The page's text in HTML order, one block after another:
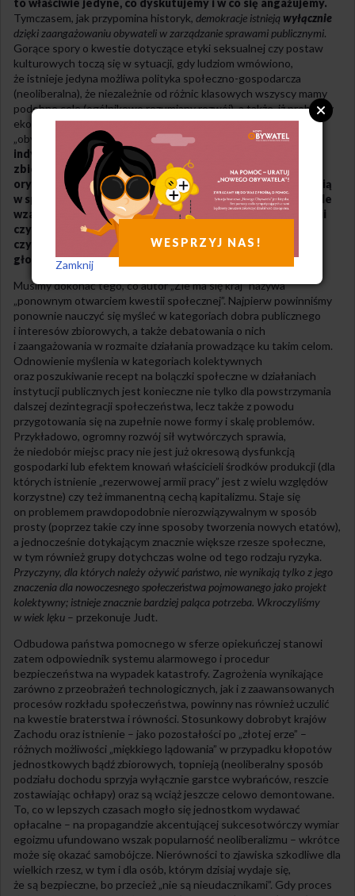
to właściwie jedyne, co dyskutujemy i w co się angażujemy.
Tymczasem, jak przypomina historyk, demokracje istnieją wyłącznie
dzięki zaangażowaniu obywateli w zarządzanie sprawami publicznymi.
Gorące spory o kwestie dotyczące etyki seksualnej czy postaw
kulturowych toczą się w sytuacji, gdy ludziom wmówiono,
że istnieje jedyna możliwa polityka społeczno-gospodarcza
(neoliberalna), że niezależnie od różnic klasowych wszyscy mamy
podobne cele (ogólnikowo rozumiany rozwój), a także, iż problemy
ekonomiczne to wyłącznie domena fachowców, nie zaś
„obywatelskich laików”.
Nowolewicowo-wolnorynkowy
indywidualizm okazał się w istocie przyczyną dewastacji
zbiorowej woli i interesów, a zaowocował nie ekspresją
oryginalnych postaw, lecz konformizmem i jednomyślnością
w sprawach niegdyś zasadniczych. Może współistnieć wiele
wzajemnie sprzecznych stanowisk wobec aborcji, imigracji
czy wegetarianizmu, natomiast w kwestii podatków
czy polityki społecznej niemal wszyscy mówią jednym
głosem.
Musimy dokonać tego, co autor „Źle ma się kraj” nazywa
„ponownym otwarciem kwestii społecznej”. Najpierw powinniśmy
ponownie nauczyć się myśleć w kategoriach dobra publicznego
i interesów zbiorowych, a także debatowania o nich
i zaangażowania w rozmaite działania prowadzące ku takim celom.
Odnowienie myślenia w kategoriach kolektywnych
oraz poszukiwanie recept na bolączki społeczne w działaniach
instytucji publicznych jest konieczne nie tylko dla powstrzymania
dalszej dezintegracji społeczeństwa, lecz także z powodu
przygotowania się na zupełnie nowe formy i skalę problemów.
Przykładowo, ogromny rozwój sił wytwórczych sprawia,
że niedobór miejsc pracy nie jest już okresową dysfunkcją
gospodarki lub efektem knowań właścicieli środków produkcji (dla
których istnienie „rezerwowej armii pracy” jest z wielu względów
korzystne) czy też immanentną cechą kapitalizmu. Staje się
on problemem prawdopodobnie nierozwiązywalnym w sposób
prosty (poprzez takie czy inne sposoby tworzenia nowych etatów),
a jednocześnie dotykającym znacznie większe rzesze społeczne,
w tym również grupy dotychczas wolne od tego rodzaju ryzyka.
Przyczyny, dla których należy ożywić państwo, nie wynikają tylko z jego
znaczenia dla nowoczesnego społeczeństwa pojmowanego jako projekt
kolektywny; istnieje znacznie bardziej paląca potrzeba. Wkroczyliśmy
w wiek lęku – przekonuje Judt.
Odbudowa państwa pomocnego w sferze opiekuńczej stanowi
zatem odpowiednik systemu alarmowego i procedur
bezpieczeństwa na wypadek katastrofy. Zagrożenia wynikające
zarówno z przeobrażeń technologicznych, jak i z zaawansowanych
procesów rozkładu społeczeństwa, powinny nas również uczulić
na kwestie braterstwa i równości. Stosunkowy dobrobyt krajów
Zachodu oraz istnienie – jako pozostałości po „złotej erze” –
różnych możliwości „miękkiego lądowania” w przypadku kłopotów
jednostkowych bądź zbiorowych, topnieją (neoliberalny sposób
podziału dochodu sprzyja wyłącznie garstce wybrańców, reszcie
zostawiając ochłapy) oraz są wciąż jeszcze celowo demontowane.
To, co w lepszych czasach mogło się jednostkom wydawać
opłacalne – na propagandzie akcentującej sukcesotwórczy wymiar
egoizmu ufundowano wszak popularność neoliberalizmu – wkrótce
może się okazać samobójcze. Nierówności to zjawiska szkodliwe dla
wielkich rzesz, w tym i dla osób, którym dzisiaj wydaje się,
że są bezpieczne, bo przecież „nie są nieudacznikami”. Gdy proces
WESPRZYJ NAS!
Zamknij